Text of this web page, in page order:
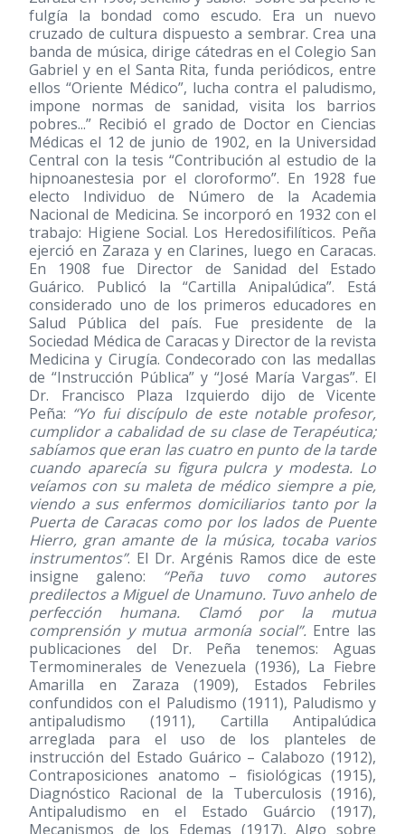
fulgía la bondad como escudo. Era un nuevo
cruzado de cultura dispuesto a sembrar. Crea una
banda de música, dirige cátedras en el Colegio San
Gabriel y en el Santa Rita, funda periódicos, entre
ellos “Oriente Médico”, lucha contra el paludismo,
impone normas de sanidad, visita los barrios
pobres...” Recibió el grado de Doctor en Ciencias
Médicas el 12 de junio de 1902, en la Universidad
Central con la tesis “Contribución al estudio de la
hipnoanestesia por el cloroformo”. En 1928 fue
electo Individuo de Número de la Academia
Nacional de Medicina. Se incorporó en 1932 con el
trabajo: Higiene Social. Los Heredosifilíticos. Peña
ejerció en Zaraza y en Clarines, luego en Caracas.
En 1908 fue Director de Sanidad del Estado
Guárico. Publicó la “Cartilla Anipalúdica”. Está
considerado uno de los primeros educadores en
Salud Pública del país. Fue presidente de la
Sociedad Médica de Caracas y Director de la revista
Medicina y Cirugía. Condecorado con las medallas
de “Instrucción Pública” y “José María Vargas”. El
Dr. Francisco Plaza Izquierdo dijo de Vicente
Peña: “Yo fui discípulo de este notable profesor,
cumplidor a cabalidad de su clase de Terapéutica;
sabíamos que eran las cuatro en punto de la tarde
cuando aparecía su figura pulcra y modesta. Lo
veíamos con su maleta de médico siempre a pie,
viendo a sus enfermos domiciliarios tanto por la
Puerta de Caracas como por los lados de Puente
Hierro, gran amante de la música, tocaba varios
instrumentos”. El Dr. Argénis Ramos dice de este
insigne galeno:
“Peña tuvo como autores
predilectos a Miguel de Unamuno. Tuvo anhelo de
perfección humana. Clamó por la mutua
comprensión y mutua armonía social”. Entre las
publicaciones del Dr. Peña tenemos: Aguas
Termominerales de Venezuela (1936), La Fiebre
Amarilla en Zaraza(1909), Estados Febriles
confundidos con el Paludismo (1911), Paludismo y
antipaludismo(1911), Cartilla Antipalúdica
arreglada para el uso de los planteles de
instrucción del Estado Guárico – Calabozo (1912),
Contraposiciones anatomo – fisiológicas (1915),
Diagnóstico Racional de la Tuberculosis (1916),
Antipaludismo en el Estado Guárcio (1917),
Mecanismos de los Edemas (1917), Algo sobre